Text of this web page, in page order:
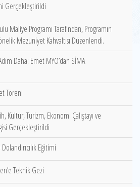
Gerçekleştirildi
Maliye Programı Tarafından, Programın
Mezuniyet Kahvaltısı Düzenlendi.
Daha: Emet MYO’dan SİMA
Töreni
Kültür, Turizm, Ekonomi Çalıştayı ve
Gerçekleştirildi
Eğitimi
Teknik Gezi